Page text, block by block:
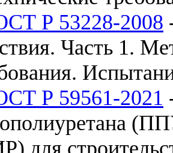
Р 53228-2008
Часть 1.
Р 59561-2021
для